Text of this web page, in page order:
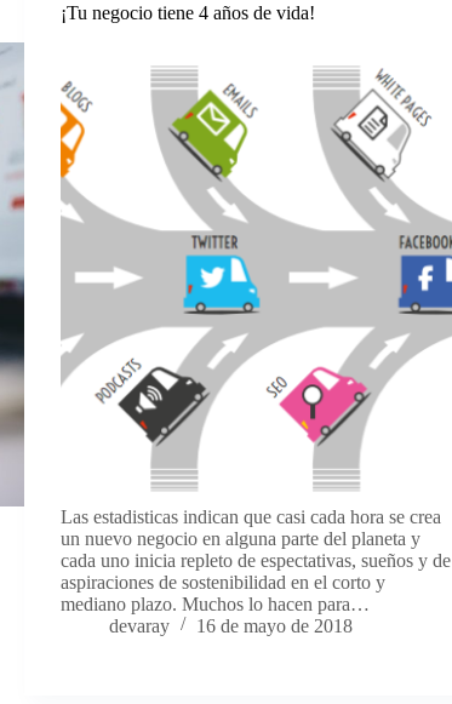
¡Tu negocio tiene 4 años de vida!
Las estadisticas indican que casi cada hora se crea
un nuevo negocio en alguna parte del planeta y
cada uno inicia repleto de espectativas, sueños y de
aspiraciones de sostenibilidad en el corto y
mediano plazo. Muchos lo hacen para…
devaray
16 de mayo de 2018